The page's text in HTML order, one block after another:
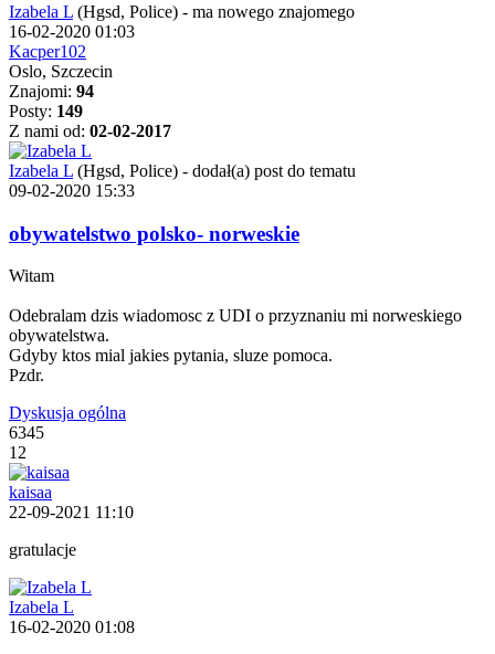
Izabela L (Hgsd, Police) - ma nowego znajomego
16-02-2020 01:03
Kacper102
Oslo, Szczecin
Znajomi: 94
Posty: 149
Z nami od: 02-02-2017
Izabela L (Hgsd, Police) - dodał(a) post do tematu
09-02-2020 15:33
obywatelstwo polsko- norweskie
Witam
Odebralam dzis wiadomosc z UDI o przyznaniu mi norweskiego
obywatelstwa.
Gdyby ktos mial jakies pytania, sluze pomoca.
Pzdr.
Dyskusja ogólna
6345
12
kaisaa
22-09-2021 11:10
gratulacje
Izabela L
16-02-2020 01:08